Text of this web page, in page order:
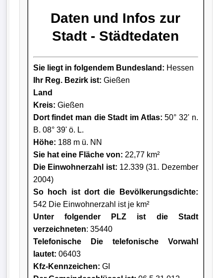
Daten und Infos zur
Stadt - Städtedaten
Sie liegt in folgendem Bundesland: Hessen
Ihr Reg. Bezirk ist: Gießen
Land
Kreis: Gießen
Dort findet man die Stadt im Atlas: 50° 32' n.
B. 08° 39' ö. L.
Höhe: 188 m ü. NN
Sie hat eine Fläche von: 22,77 km²
Die Einwohnerzahl ist: 12.339 (31. Dezember
2004)
So hoch ist dort die Bevölkerungsdichte:
542 Die Einwohnerzahl ist je km²
Unter folgender PLZ ist die Stadt
verzeichneten: 35440
Telefonische Die telefonische Vorwahl
lautet: 06403
Kfz-Kennzeichen: GI